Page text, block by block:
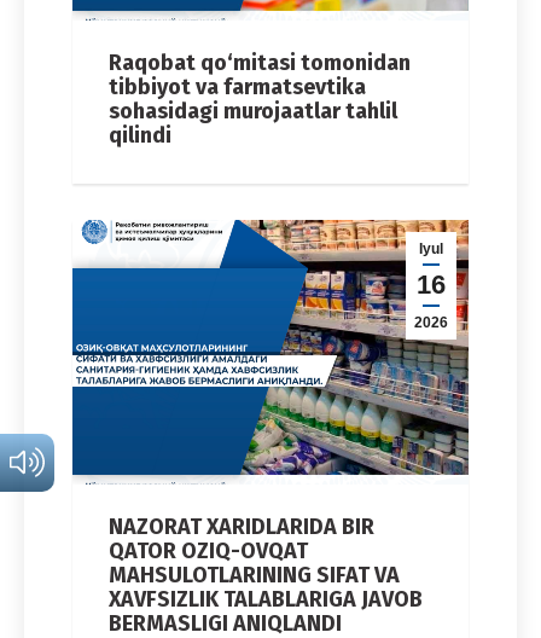
Raqobat qo‘mitasi tomonidan
tibbiyot va farmatsevtika
sohasidagi murojaatlar tahlil
qilindi
Iyul
16
2026
NAZORAT XARIDLARIDA BIR
QATOR OZIQ-OVQAT
MAHSULOTLARINING SIFAT VA
XAVFSIZLIK TALABLARIGA JAVOB
BERMASLIGI ANIQLANDI